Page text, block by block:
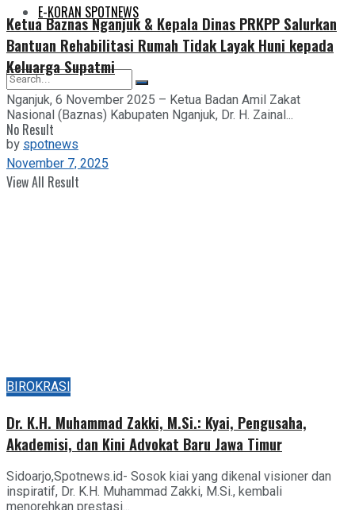
E-KORAN SPOTNEWS
No Result
View All Result
Ketua Baznas Nganjuk & Kepala Dinas PRKPP Salurkan
Bantuan Rehabilitasi Rumah Tidak Layak Huni kepada
Keluarga Supatmi
Nganjuk, 6 November 2025 – Ketua Badan Amil Zakat
Nasional (Baznas) Kabupaten Nganjuk, Dr. H. Zainal...
byspotnews
November 7, 2025
BIROKRASI
Dr. K.H. Muhammad Zakki, M.Si.: Kyai, Pengusaha,
Akademisi, dan Kini Advokat Baru Jawa Timur
Sidoarjo,Spotnews.id- Sosok kiai yang dikenal visioner dan
inspiratif, Dr. K.H. Muhammad Zakki, M.Si., kembali
menorehkan prestasi...